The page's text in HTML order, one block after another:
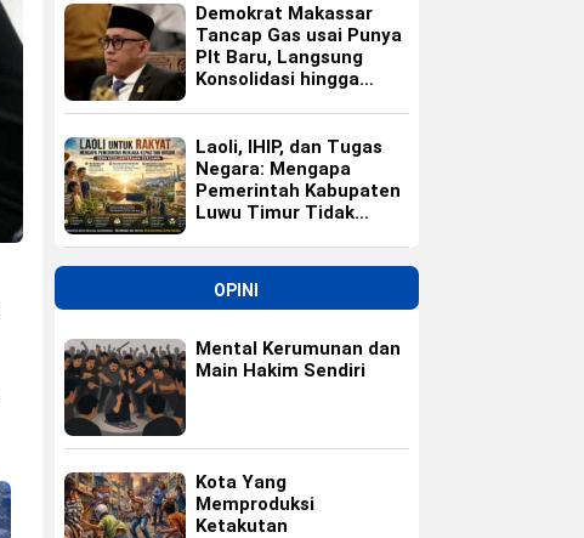
Demokrat Makassar
Tancap Gas usai Punya
Plt Baru, Langsung
Konsolidasi hingga
Laoli, IHIP, dan Tugas
Negara: Mengapa
Pemerintah Kabupaten
Luwu Timur Tidak
OPINI
Mental Kerumunan dan
Main Hakim Sendiri
Kota Yang
Memproduksi
Ketakutan